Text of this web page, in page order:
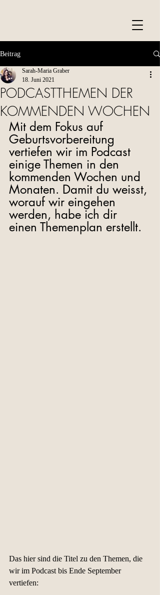
Beitrag
PODCASTTHEMEN DER
KOMMENDEN WOCHEN
Sarah-Maria Graber
18. Juni 2021
Mit dem Fokus auf
Geburtsvorbereitung
vertiefen wir im Podcast
einige Themen in den
kommenden Wochen und
Monaten. Damit du weisst,
worauf wir eingehen
werden, habe ich dir
einen Themenplan erstellt.
Das hier sind die Titel zu den Themen, die
wir im Podcast bis Ende September
vertiefen: